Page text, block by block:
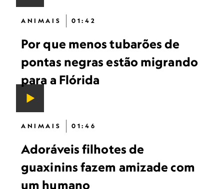
ANIMAIS 01:42
Por que menos tubarões de
pontas negras estão migrando
para a Flórida
ANIMAIS 01:46
Adoráveis ​​filhotes de
guaxinins fazem amizade com
um humano